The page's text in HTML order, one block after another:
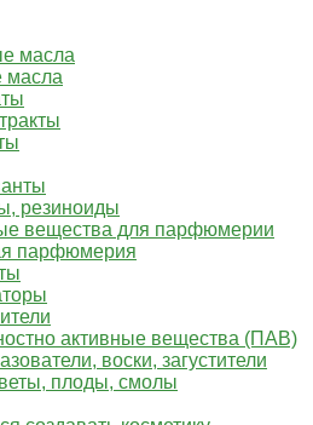
масла
резиноиды
вещества для парфюмерии
парфюмерия
активные вещества (ПАВ)
воски, загустители
плоды, смолы